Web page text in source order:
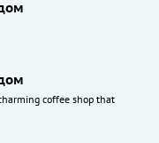
coffee shop that